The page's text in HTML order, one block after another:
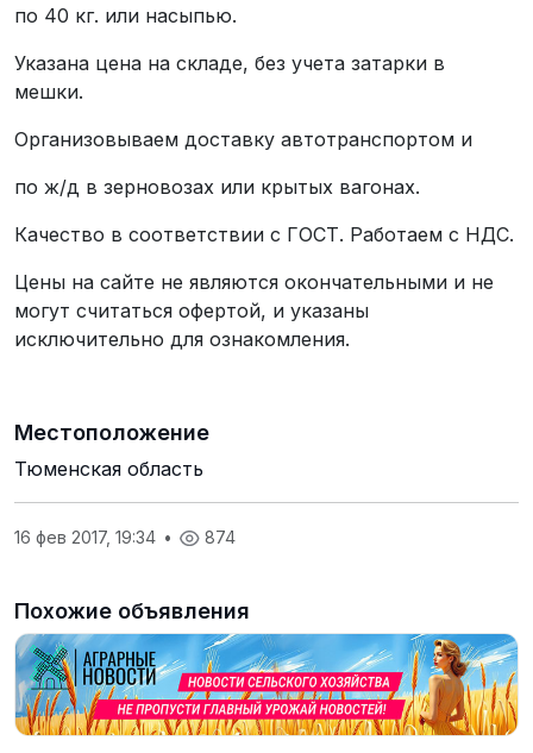
по 40 кг. или насыпью.
Указана цена на складе, без учета затарки в
мешки.
Организовываем доставку автотранспортом и
по ж/д в зерновозах или крытых вагонах.
Качество в соответствии с ГОСТ. Работаем с НДС.
Цены на сайте не являются окончательными и не
могут считаться офертой, и указаны
исключительно для ознакомления.​
Местоположение
Тюменская область
16 фев 2017, 19:34 • 874
Похожие объявления